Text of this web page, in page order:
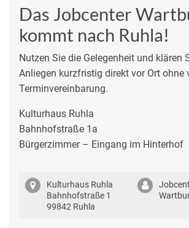
Das Jobcenter
kommt nach Ruhla!
Nutzen Sie die Gelegenheit und klären
Anliegen kurzfristig direkt vor Ort ohne
Terminvereinbarung.
Kulturhaus Ruhla
Bahnhofstraße 1a
Bürgerzimmer – Eingang im Hinterhof
Kulturhaus Ruhla
Bahnhofstraße 1
99842 Ruhla